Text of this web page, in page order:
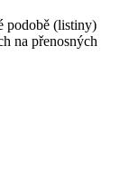
podobě (listiny)
na přenosných